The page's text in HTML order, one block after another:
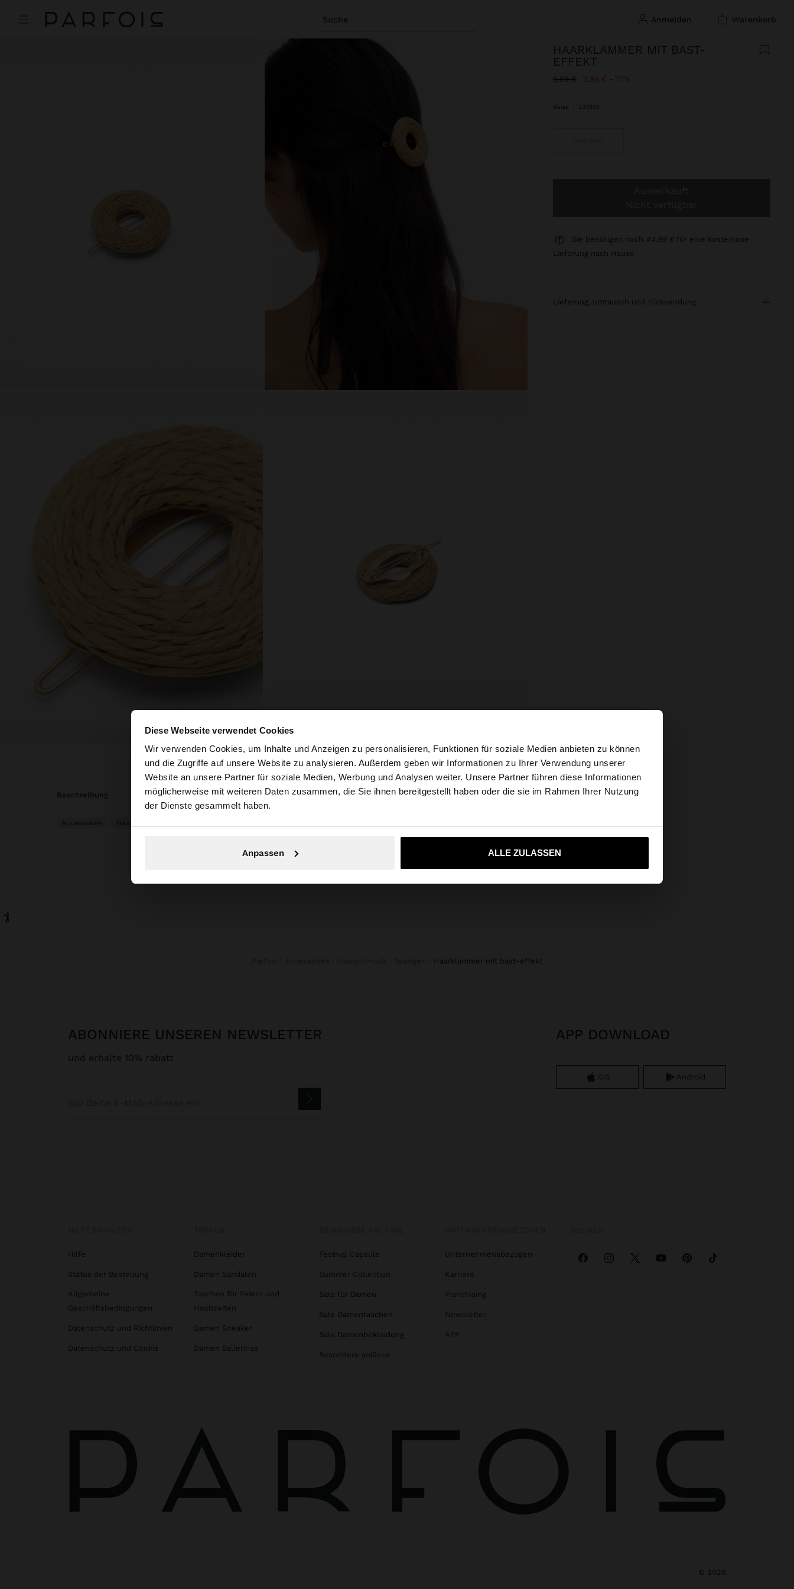
Diese Webseite verwendet Cookies
Wir verwenden Cookies, um Inhalte und Anzeigen zu personalisieren, Funktionen für soziale Medien anbieten zu können
und die Zugriffe auf unsere Website zu analysieren. Außerdem geben wir Informationen zu Ihrer Verwendung unserer
Website an unsere Partner für soziale Medien, Werbung und Analysen weiter. Unsere Partner führen diese Informationen
möglicherweise mit weiteren Daten zusammen, die Sie ihnen bereitgestellt haben oder die sie im Rahmen Ihrer Nutzung
der Dienste gesammelt haben.
Anpassen ALLE ZULASSEN
Suche anmelden warenkorb
hallo ×
Sie greifen von Austria auf die Website zu. Möchten Sie unsere United States Website
durchsuchen?
Nein, bleiben Sie bei Austria Ja, bringen Sie mich zu United States
HAARKLAMMER MIT BAST-
EFFEKT
Preis reduziert ab
9,99 €bis2,99 € 70%
Beige 233886
Sie benötigen noch 44,99 €
für eine kostenlose
Lieferung nach Hause
lieferung, umtausch und rücksendung
beschreibung
Accessoires
zusammensetzung, pflege &
Sichere Zahlung
haarklammer mit bast-effekt
ABONNIERE UNSEREN NEWSLETTER
und erhalte 10% rabatt
APP DOWNLOAD
iOS Android
Hilfe
Status der Bestellung
Allgemeine
Geschäftsbedingungen
Datenschutz und Richtlinien
Datenschutz und Cookie
Damenkleider
Damen Sandalen
Taschen für Feiern und
Hochzeiten
Damen Sneaker
Damen Ballerinas
Festival Capsule
Summer Collection
Sale für Damen
Sale Damentaschen
Sale Damenbekleidung
Besondere anlässe
Unternehmensbezogen
Karriere
Franchising
Newsletter
APP
© 2026